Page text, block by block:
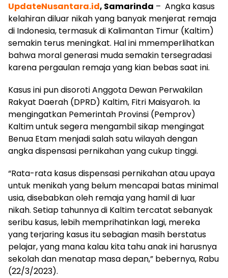
UpdateNusantara.id, Samarinda – Angka kasus
kelahiran diluar nikah yang banyak menjerat remaja
di Indonesia, termasuk di Kalimantan Timur (Kaltim)
semakin terus meningkat. Hal ini mmemperlihatkan
bahwa moral generasi muda semakin tersegradasi
karena pergaulan remaja yang kian bebas saat ini.
Kasus ini pun disoroti Anggota Dewan Perwakilan
Rakyat Daerah (DPRD) Kaltim, Fitri Maisyaroh. Ia
mengingatkan Pemerintah Provinsi (Pemprov)
Kaltim untuk segera mengambil sikap mengingat
Benua Etam menjadi salah satu wilayah dengan
angka dispensasi pernikahan yang cukup tinggi.
“Rata-rata kasus dispensasi pernikahan atau upaya
untuk menikah yang belum mencapai batas minimal
usia, disebabkan oleh remaja yang hamil di luar
nikah. Setiap tahunnya di Kaltim tercatat sebanyak
seribu kasus, lebih memprihatinkan lagi, mereka
yang terjaring kasus itu sebagian masih berstatus
pelajar, yang mana kalau kita tahu anak ini harusnya
sekolah dan menatap masa depan,” bebernya, Rabu
(22/3/2023).